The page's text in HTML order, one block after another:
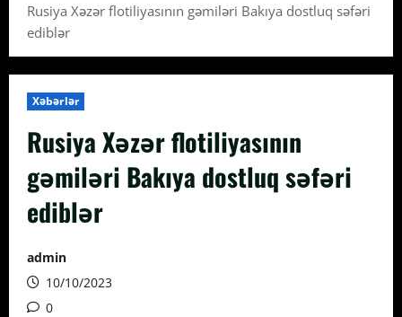
Rusiya Xəzər flotiliyasının gəmiləri Bakıya dostluq səfəri
ediblər
Xəbərlər
Rusiya Xəzər flotiliyasının
gəmiləri Bakıya dostluq səfəri
ediblər
admin
10/10/2023
0